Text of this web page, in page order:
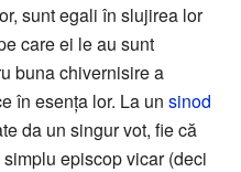
sunt egali în slujirea lor
care ei le au sunt
buna chivernisire a
în esența lor. La un sinod
da un singur vot, fie că
episcop vicar (deci